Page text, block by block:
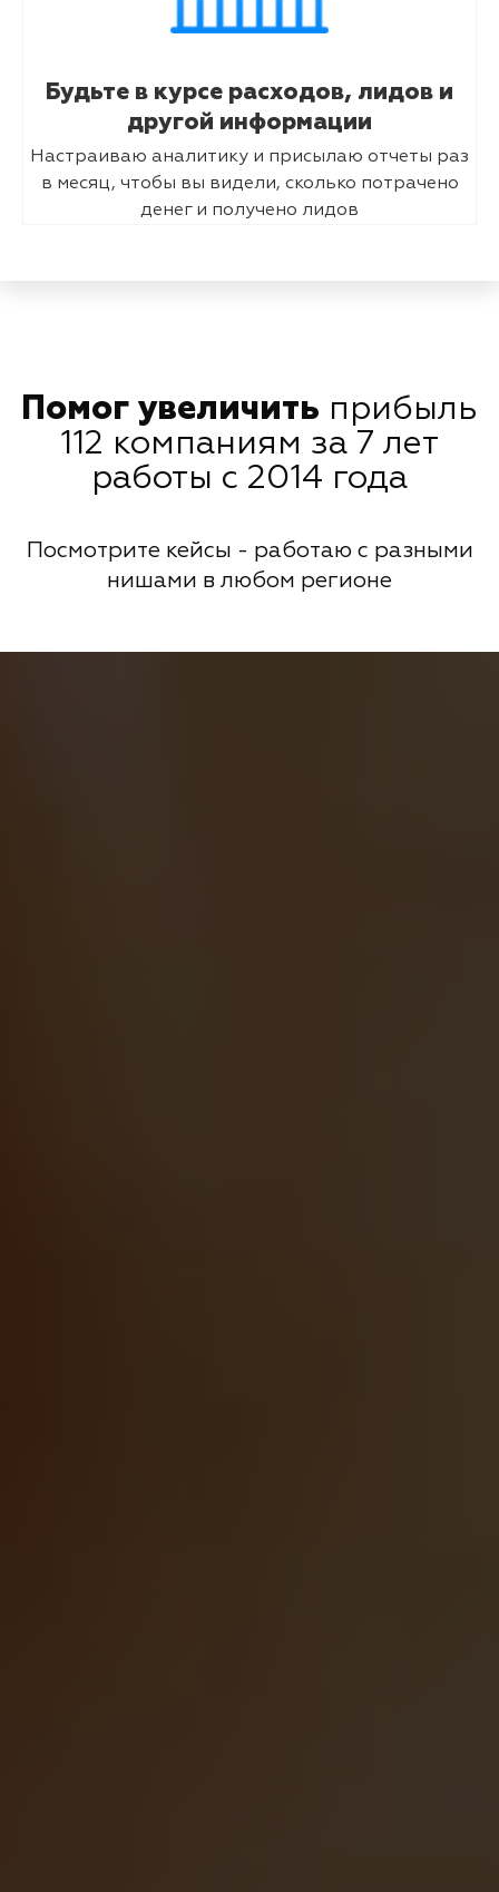
Будьте в курсе расходов, лидов и
другой информации
Настраиваю аналитику и присылаю отчеты раз
в месяц, чтобы вы видели, сколько потрачено
денег и получено лидов
Помог увеличить прибыль
112 компаниям за 7 лет
работы с 2014 года
Посмотрите кейсы - работаю с разными
нишами в любом регионе